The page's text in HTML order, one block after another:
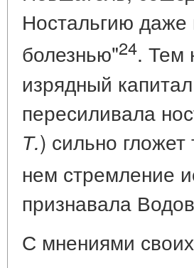
Ностальгию даже
болезнью"24. Тем
изрядный
пересиливала
Т.) сильно
нем стремление
признавала
С мнениями